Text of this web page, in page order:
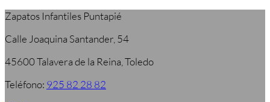
Zapatos Infantiles Puntapié
Calle Joaquina Santander, 54
45600 Talavera de la Reina, Toledo
Teléfono: 925 82 28 82